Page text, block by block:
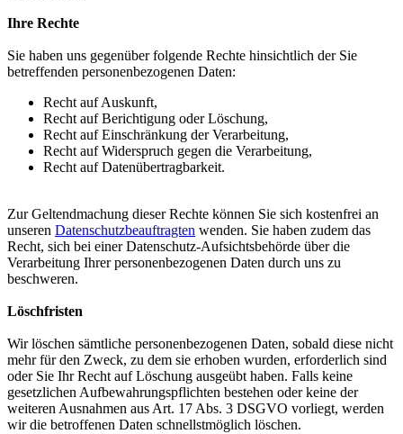
Ihre Rechte
Sie haben uns gegenüber folgende Rechte hinsichtlich der Sie
betreffenden personenbezogenen Daten:
Recht auf Auskunft,
Recht auf Berichtigung oder Löschung,
Recht auf Einschränkung der Verarbeitung,
Recht auf Widerspruch gegen die Verarbeitung,
Recht auf Datenübertragbarkeit.
Zur Geltendmachung dieser Rechte können Sie sich kostenfrei an
unseren Datenschutzbeauftragten wenden. Sie haben zudem das
Recht, sich bei einer Datenschutz-Aufsichtsbehörde über die
Verarbeitung Ihrer personenbezogenen Daten durch uns zu
beschweren.
Löschfristen
Wir löschen sämtliche personenbezogenen Daten, sobald diese nicht
mehr für den Zweck, zu dem sie erhoben wurden, erforderlich sind
oder Sie Ihr Recht auf Löschung ausgeübt haben. Falls keine
gesetzlichen Aufbewahrungspflichten bestehen oder keine der
weiteren Ausnahmen aus Art. 17 Abs. 3 DSGVO vorliegt, werden
wir die betroffenen Daten schnellstmöglich löschen.